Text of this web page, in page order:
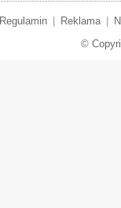
Regulamin Reklama
©